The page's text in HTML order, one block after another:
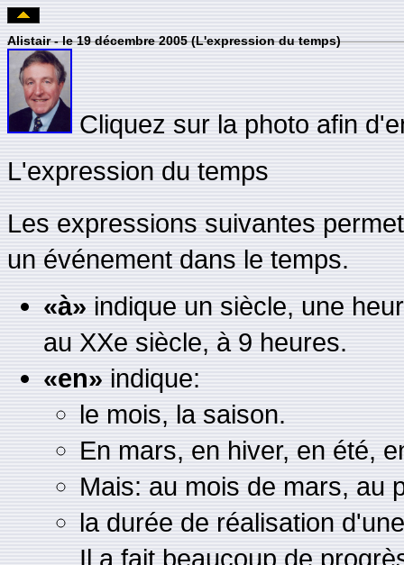
Alistair - le 19 décembre 2005 (L'expression du temps)
Cliquez sur la photo afin
L'expression du temps
Les expressions suivantes
un événement dans le temps.
«à» indique un siècle, une
au XXe siècle, à 9 heures.
«en» indique:
le mois, la saison.
En mars, en hiver, en été,
Mais: au mois de mars, au
la durée de réalisation
Il a fait beaucoup de